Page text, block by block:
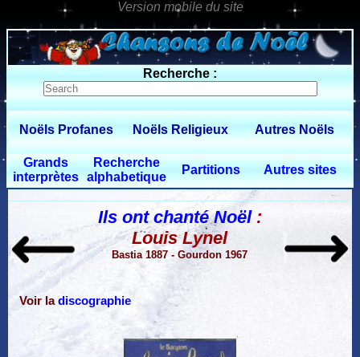
0 $limitbot 1 $limittot 2
Recherche :
Noëls Profanes Noëls Religieux Autres Noëls
Grands
interprètes
Recherche
alphabetique
Partitions Autres sites
Ils ont chanté Noël:
Louis Lynel
Bastia 1887 - Gourdon 1967
Voir ladiscographie